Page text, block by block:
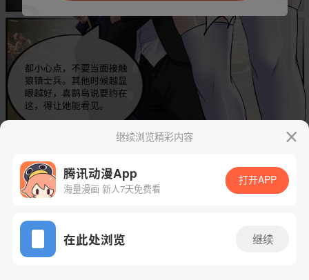
App免费看
下一话 腾漫App免费看
继续浏览精彩内容
腾讯动漫App
海量漫画 新人7天免费看
打开APP
在此处浏览 继续